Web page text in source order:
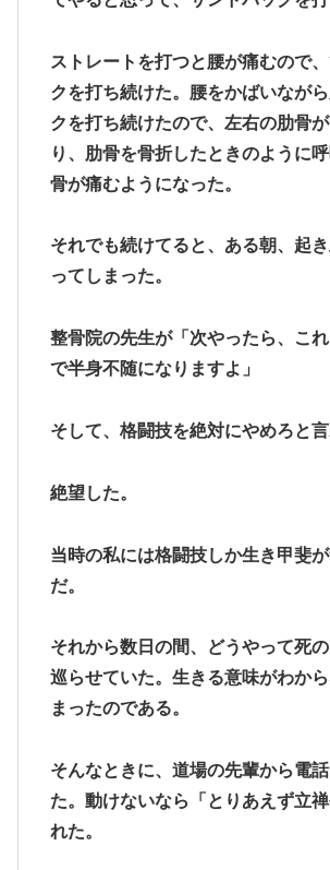
ストレートを打つと腰が痛むので
クを打ち続けた。腰をかばいなが
クを打ち続けたので、左右の肋骨
り、肋骨を骨折したときのように
骨が痛むようになった。
それでも続けてると、ある朝、起
ってしまった。
整骨院の先生が「次やったら、こ
で半身不随になりますよ」
そして、格闘技を絶対にやめろと言
絶望した。
当時の私には格闘技しか生き甲斐
だ。
それから数日の間、どうやって死
巡らせていた。生きる意味がわか
まったのである。
そんなときに、道場の先輩から電
た。動けないなら「とりあえず立
れた。